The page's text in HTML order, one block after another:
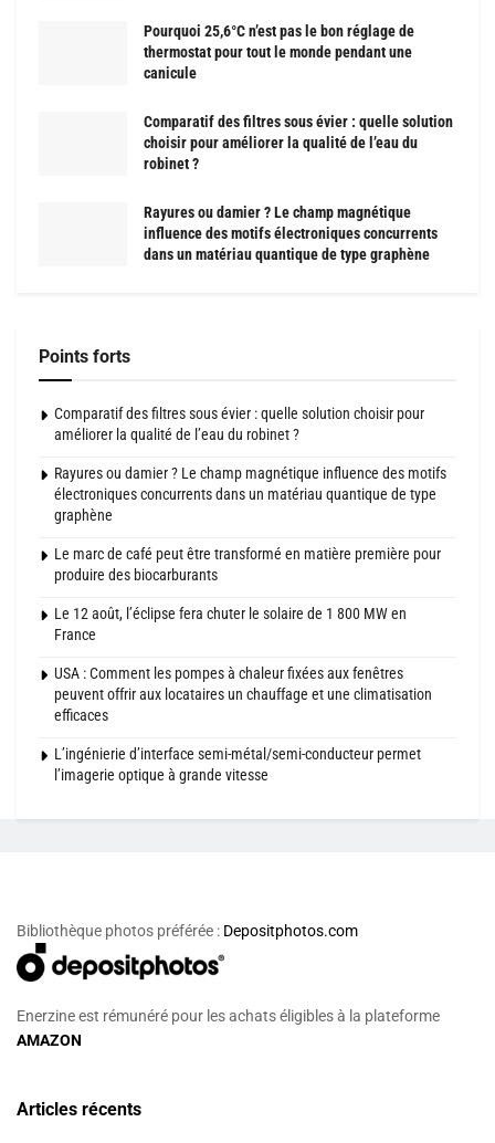
Pourquoi 25,6°C n’est pas le bon réglage de
thermostat pour tout le monde pendant une
canicule
Comparatif des filtres sous évier : quelle solution
choisir pour améliorer la qualité de l’eau du
robinet ?
Rayures ou damier ? Le champ magnétique
influence des motifs électroniques concurrents
dans un matériau quantique de type graphène
Points forts
Comparatif des filtres sous évier : quelle solution choisir pour
améliorer la qualité de l’eau du robinet ?
Rayures ou damier ? Le champ magnétique influence des motifs
électroniques concurrents dans un matériau quantique de type
graphène
Le marc de café peut être transformé en matière première pour
produire des biocarburants
Le 12 août, l’éclipse fera chuter le solaire de 1 800 MW en
France
USA : Comment les pompes à chaleur fixées aux fenêtres
peuvent offrir aux locataires un chauffage et une climatisation
efficaces
L’ingénierie d’interface semi-métal/semi-conducteur permet
l’imagerie optique à grande vitesse
Bibliothèque photos préférée : Depositphotos.com
Enerzine est rémunéré pour les achats éligibles à la plateforme
AMAZON
Articles récents